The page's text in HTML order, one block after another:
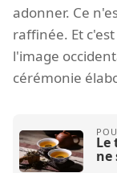
adonner. Ce
raffinée. Et
l'image
cérémonie
Le
ne